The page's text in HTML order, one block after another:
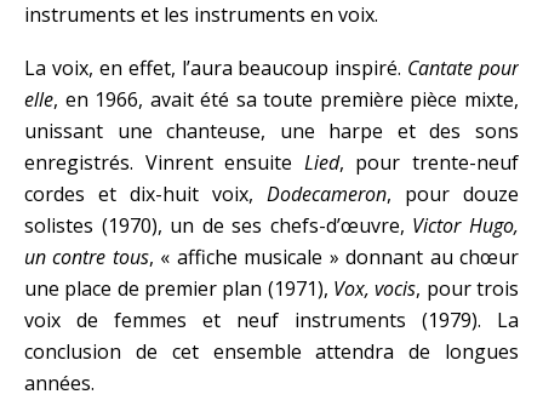
instruments et les instruments en voix.
La voix, en effet, l’aura beaucoup inspiré. Cantate pour
elle, en 1966, avait été sa toute première pièce mixte,
unissant une chanteuse, une harpe et des sons
enregistrés. Vinrent ensuite Lied, pour trente-neuf
cordes et dix-huit voix, Dodecameron, pour douze
solistes (1970), un de ses chefs-d’œuvre, Victor Hugo,
un contre tous, « affiche musicale » donnant au chœur
une place de premier plan (1971), Vox, vocis, pour trois
voix de femmes et neuf instruments (1979). La
conclusion de cet ensemble attendra de longues
années.